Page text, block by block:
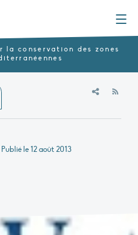
la conservation des zones
Publié le12 août 2013